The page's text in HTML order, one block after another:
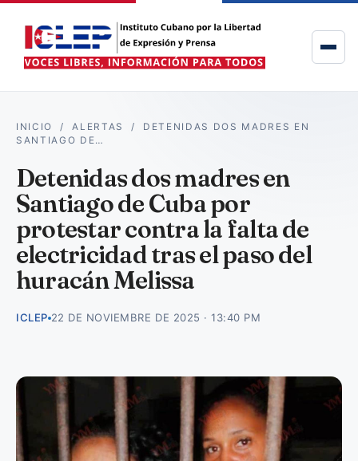
INICIO /ALERTAS / DETENIDAS DOS MADRES EN
SANTIAGO DE…
Detenidas dos madres en
Santiago de Cuba por
protestar contra la falta de
electricidad tras el paso del
huracán Melissa
ICLEP 22 DE NOVIEMBRE DE 2025 · 13:40 PM